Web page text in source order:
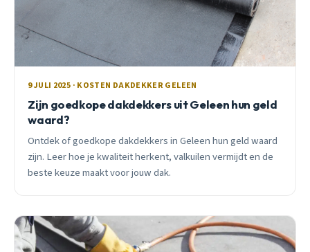
9 JULI 2025 · KOSTEN DAKDEKKER GELEEN
Zijn goedkope dakdekkers uit Geleen hun geld
waard?
Ontdek of goedkope dakdekkers in Geleen hun geld waard
zijn. Leer hoe je kwaliteit herkent, valkuilen vermijdt en de
beste keuze maakt voor jouw dak.